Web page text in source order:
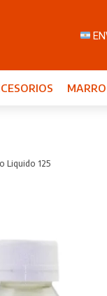
Liquido 125